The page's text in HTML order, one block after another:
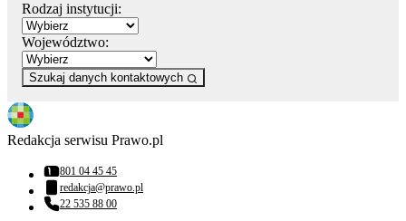
Rodzaj instytucji:
Województwo:
Szukaj danych kontaktowych
Redakcja serwisu Prawo.pl
Numer telefonu:
801 04 45 45
Adres email:
redakcja@prawo.pl
Numer telefonu:
22 535 88 00